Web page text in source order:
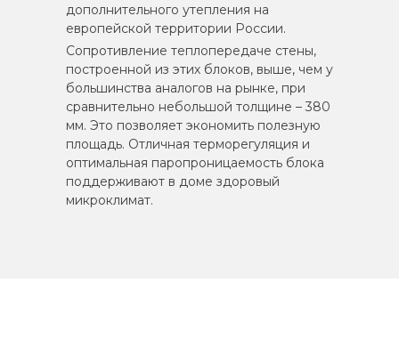
дополнительного утепления на
европейской территории России.
Сопротивление теплопередаче стены,
построенной из этих блоков, выше, чем у
большинства аналогов на рынке, при
сравнительно небольшой толщине – 380
мм. Это позволяет экономить полезную
площадь. Отличная терморегуляция и
оптимальная паропроницаемость блока
поддерживают в доме здоровый
микроклимат.